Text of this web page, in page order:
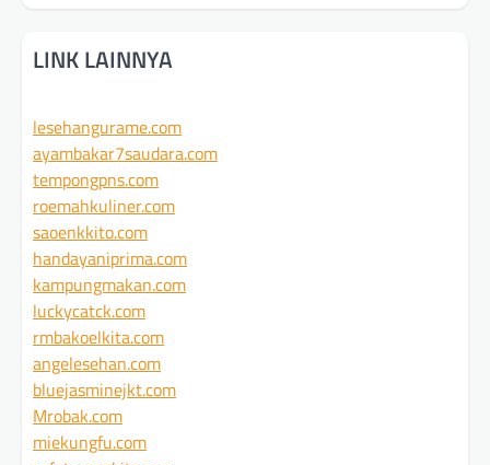
LINK LAINNYA
lesehangurame.com
ayambakar7saudara.com
tempongpns.com
roemahkuliner.com
saoenkkito.com
handayaniprima.com
kampungmakan.com
luckycatck.com
rmbakoelkita.com
angelesehan.com
bluejasminejkt.com
Mrobak.com
miekungfu.com